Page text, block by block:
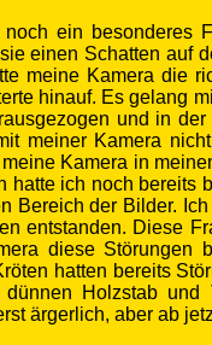
ein
einen Schatten
meine Kamera die
hinauf. Es gelang
und in
meiner Kamera
Kamera in
ich noch
Bereich der Bilder.
entstanden. Diese
diese
hatten bereits
Holzstab
ärgerlich, aber ab